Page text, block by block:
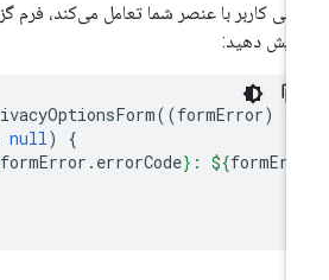
کاربر با عنصر شما تعامل می‌کند، فرم
دهید:
((formError
!= null
"${formError.errorCode }: ${